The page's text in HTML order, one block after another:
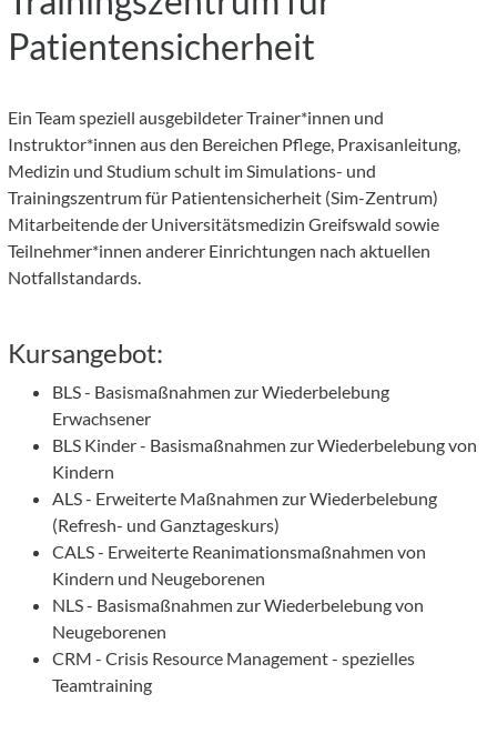
Patientensicherheit
Ein Team speziell ausgebildeter Trainer*innen und
Instruktor*innen aus den Bereichen Pflege, Praxisanleitung,
Medizin und Studium schult im Simulations- und
Trainingszentrum für Patientensicherheit (Sim-Zentrum)
Mitarbeitende der Universitätsmedizin Greifswald sowie
Teilnehmer*innen anderer Einrichtungen nach aktuellen
Notfallstandards.
Kursangebot:
BLS - Basismaßnahmen zur Wiederbelebung
Erwachsener
BLS Kinder - Basismaßnahmen zur Wiederbelebung von
Kindern
ALS - Erweiterte Maßnahmen zur Wiederbelebung
(Refresh- und Ganztageskurs)
CALS - Erweiterte Reanimationsmaßnahmen von
Kindern und Neugeborenen
NLS - Basismaßnahmen zur Wiederbelebung von
Neugeborenen
CRM - Crisis Resource Management - spezielles
Teamtraining